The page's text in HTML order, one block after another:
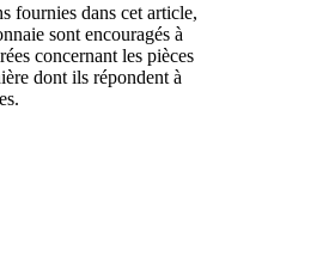
fournies dans cet article,
sont encouragés à
concernant les pièces
dont ils répondent à